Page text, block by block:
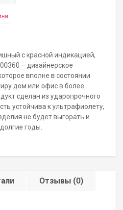
с красной индикацией,
– дизайнерское
вполне в состоянии
дом или офис в более
сделан из ударопрочного
устойчива к ультрафиолету,
не будет выгорать и
годы.
Отзывы (0)